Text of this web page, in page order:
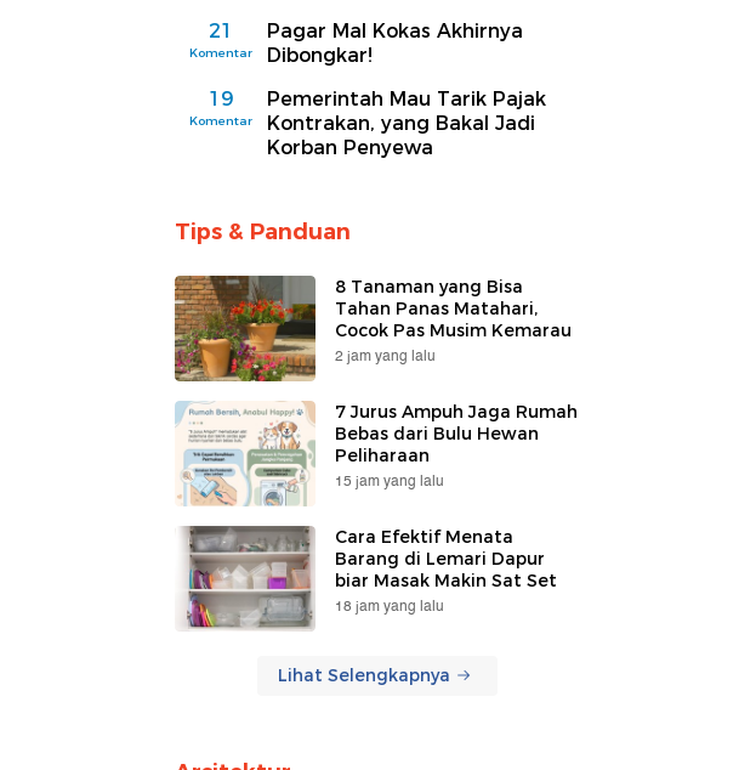
21
Komentar
Pagar Mal Kokas Akhirnya
Dibongkar!
19
Komentar
Pemerintah Mau Tarik Pajak
Kontrakan, yang Bakal Jadi
Korban Penyewa
Tips & Panduan
8 Tanaman yang Bisa
Tahan Panas Matahari,
Cocok Pas Musim Kemarau
2 jam yang lalu
7 Jurus Ampuh Jaga Rumah
Bebas dari Bulu Hewan
Peliharaan
15 jam yang lalu
Cara Efektif Menata
Barang di Lemari Dapur
biar Masak Makin Sat Set
18 jam yang lalu
Lihat Selengkapnya